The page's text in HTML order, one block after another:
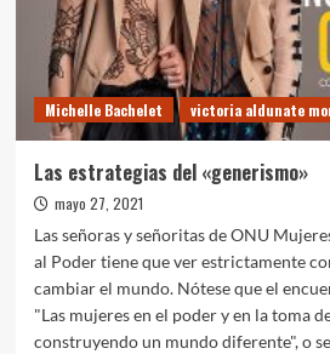
Michelle Bachelet victoria aldunate
Las estrategias del «generismo»
mayo 27, 2021
Las señoras y señoritas de ONU
al Poder tiene que ver estrictamente
cambiar el mundo. Nótese que el
"Las mujeres en el poder y en la toma
construyendo un mundo diferente", o